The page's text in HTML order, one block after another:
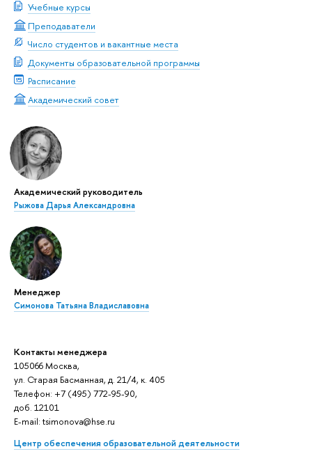
Учебные курсы
Преподаватели
Число студентов и вакантные места
Документы образовательной программы
Расписание
Академический совет
Академический руководитель
Рыжова Дарья Александровна
Менеджер
Симонова Татьяна Владиславовна
Контакты менеджера
105066 Москва,
ул. Старая Басманная, д. 21/4, к. 405
Телефон: +7 (495) 772-95-90,
доб. 12101
E-mail: tsimonova@hse.ru
Центр обеспечения образовательной деятельности